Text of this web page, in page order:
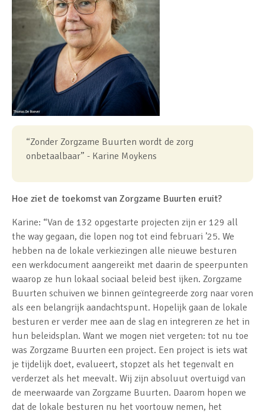
“Zonder Zorgzame Buurten wordt de zorg
onbetaalbaar” - Karine Moykens
Hoe ziet de toekomst van Zorgzame Buurten eruit?
Karine: “Van de 132 opgestarte projecten zijn er 129 all
the way gegaan, die lopen nog tot eind februari ’25. We
hebben na de lokale verkiezingen alle nieuwe besturen
een werkdocument aangereikt met daarin de speerpunten
waarop ze hun lokaal sociaal beleid best ijken. Zorgzame
Buurten schuiven we binnen geïntegreerde zorg naar voren
als een belangrijk aandachtspunt. Hopelijk gaan de lokale
besturen er verder mee aan de slag en integreren ze het in
hun beleidsplan. Want we mogen niet vergeten: tot nu toe
was Zorgzame Buurten een project. Een project is iets wat
je tijdelijk doet, evalueert, stopzet als het tegenvalt en
verderzet als het meevalt. Wij zijn absoluut overtuigd van
de meerwaarde van Zorgzame Buurten. Daarom hopen we
dat de lokale besturen nu het voortouw nemen, het